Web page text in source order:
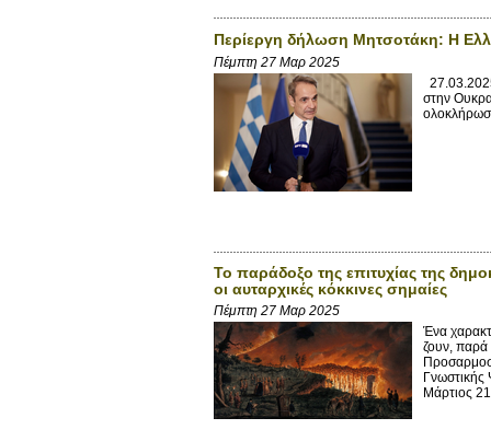
Περίεργη δήλωση Μητσοτάκη: Η
Πέμπτη 27 Μαρ 2025
στην
Το παράδοξο της επιτυχίας της
οι αυταρχικές κόκκινες σημαίες
Πέμπτη 27 Μαρ 2025
Ένα
ζουν, παρά
Γνωστικής
Μάρτιος